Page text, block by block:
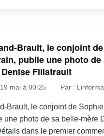
Brault, le conjoint de
publie une photo de
Filiatrault
mai à 00:25 Par :
Brault, le conjoint de Sophie
une photo de sa belle-mère
dans le premier